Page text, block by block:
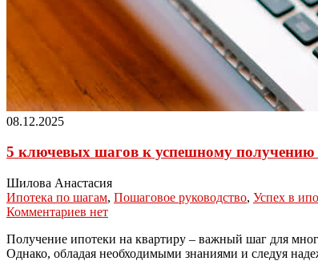
08.12.2025
5 ключевых шагов к успешному получению
Шилова Анастасия
Ипотека по шагам, Пошаговое руководство, Успех в
Комментариев нет
Получение ипотеки на квартиру – важный шаг для
Однако, обладая необходимыми знаниями и следуя